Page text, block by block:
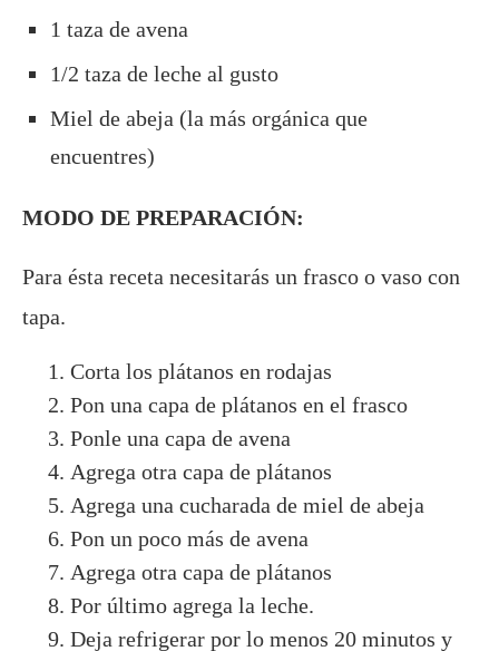
1 taza de avena
1/2 taza de leche al gusto
Miel de abeja (la más orgánica que
encuentres)
MODO DE PREPARACIÓN:
Para ésta receta necesitarás un frasco o vaso con
tapa.
Corta los plátanos en rodajas
Pon una capa de plátanos en el frasco
Ponle una capa de avena
Agrega otra capa de plátanos
Agrega una cucharada de miel de abeja
Pon un poco más de avena
Agrega otra capa de plátanos
Por último agrega la leche.
Deja refrigerar por lo menos 20 minutos y